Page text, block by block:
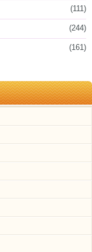
(111)
(244)
(161)